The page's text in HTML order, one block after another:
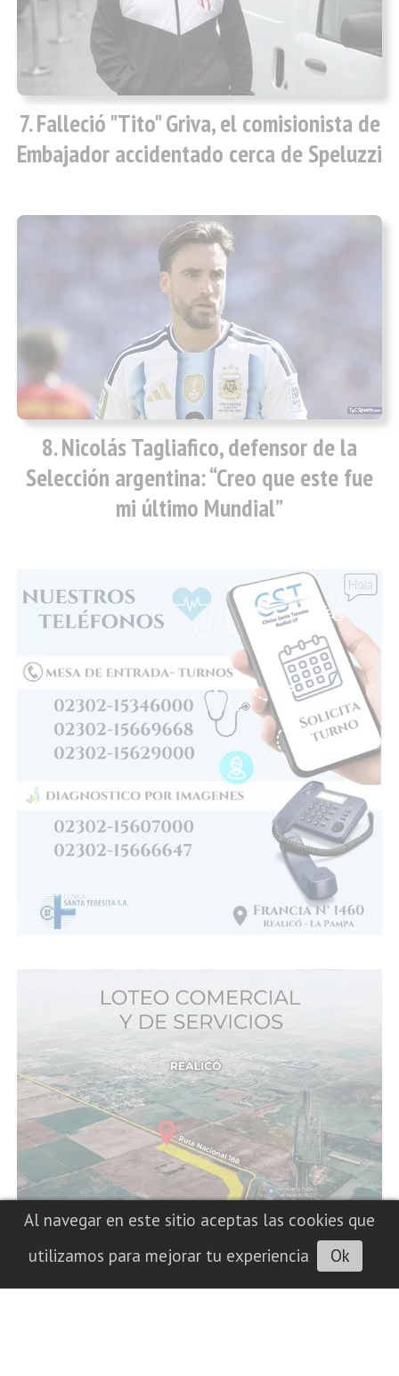
Falleció "Tito" Griva, el comisionista de
Embajador accidentado cerca de Speluzzi
Nicolás Tagliafico, defensor de la
Selección argentina: “Creo que este fue
mi último Mundial”
Al navegar en este sitio aceptas las cookies que
utilizamos para mejorar tu experiencia
Ok